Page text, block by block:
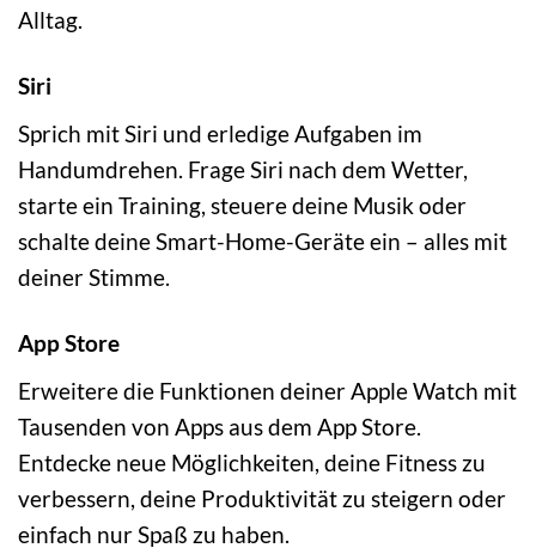
Alltag.
Siri
Sprich mit Siri und erledige Aufgaben im
Handumdrehen. Frage Siri nach dem Wetter,
starte ein Training, steuere deine Musik oder
schalte deine Smart-Home-Geräte ein – alles mit
deiner Stimme.
App Store
Erweitere die Funktionen deiner Apple Watch mit
Tausenden von Apps aus dem App Store.
Entdecke neue Möglichkeiten, deine Fitness zu
verbessern, deine Produktivität zu steigern oder
einfach nur Spaß zu haben.